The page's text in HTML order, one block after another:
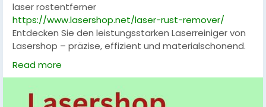
laser rostentferner
https://www.lasershop.net/laser-rust-remover/
Entdecken Sie den leistungsstarken Laserreiniger von
Lasershop – präzise, effizient und materialschonend.
Ideal zum Entfernen von Rost, Farbe oder
Verschmutzungen auf Metall, Glas und empfindlichen
saubere Ergebnisse ohne Chemikalien. Perfekt für
Read more